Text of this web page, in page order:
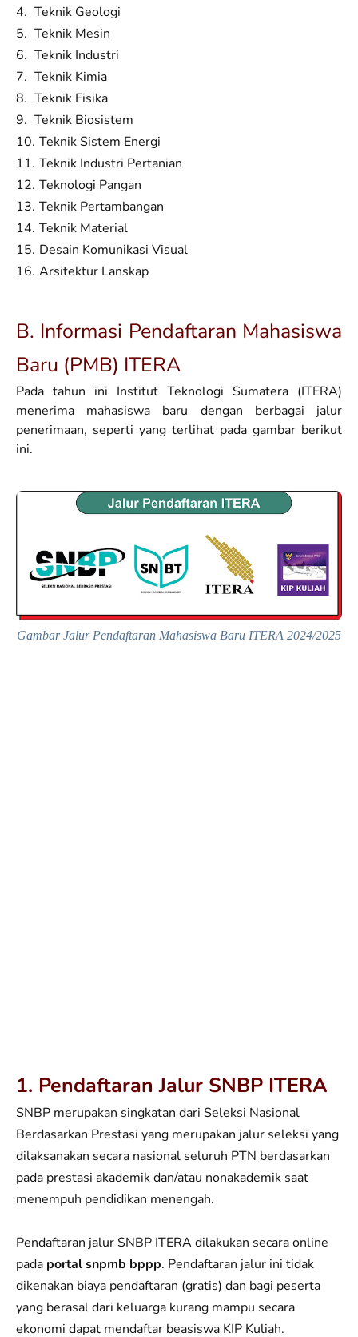
Teknik Geologi
Teknik Mesin
Teknik Industri
Teknik Kimia
Teknik Fisika
Teknik Biosistem
Teknik Sistem Energi
Teknik Industri Pertanian
Teknologi Pangan
Teknik Pertambangan
Teknik Material
Desain Komunikasi Visual
Arsitektur Lanskap
B. Informasi Pendaftaran Mahasiswa
Baru (PMB) ITERA
Pada tahun ini Institut Teknologi Sumatera (ITERA)
menerima mahasiswa baru dengan berbagai jalur
penerimaan, seperti yang terlihat pada gambar berikut
ini.
Gambar Jalur Pendaftaran Mahasiswa Baru ITERA 2024/2025
1. Pendaftaran Jalur SNBP ITERA
SNBP merupakan singkatan dari Seleksi Nasional
Berdasarkan Prestasi yang merupakan jalur seleksi yang
dilaksanakan secara nasional seluruh PTN berdasarkan
pada prestasi akademik dan/atau nonakademik saat
menempuh pendidikan menengah.
Pendaftaran jalur SNBP ITERA dilakukan secara online
pada portal snpmb bppp. Pendaftaran jalur ini tidak
dikenakan biaya pendaftaran (gratis) dan bagi peserta
yang berasal dari keluarga kurang mampu secara
ekonomi dapat mendaftar beasiswa KIP Kuliah.